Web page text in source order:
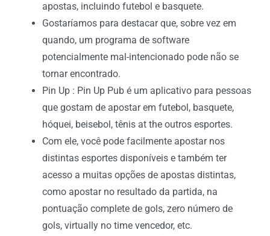
apostas, incluindo futebol e basquete.
Gostaríamos para destacar que, sobre vez em
quando, um programa de software
potencialmente mal-intencionado pode não se
tornar encontrado.
Pin Up : Pin Up Pub é um aplicativo para pessoas
que gostam de apostar em futebol, basquete,
hóquei, beisebol, tênis at the outros esportes.
Com ele, você pode facilmente apostar nos
distintas esportes disponíveis e também ter
acesso a muitas opções de apostas distintas,
como apostar no resultado da partida, na
pontuação complete de gols, zero número de
gols, virtually no time vencedor, etc.